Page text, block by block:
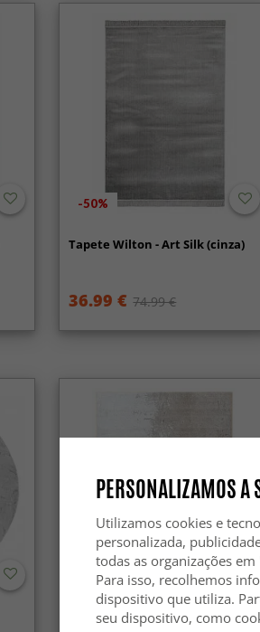
-50%
Tapete Wilton - Art Silk (cinza)
36.99 € 74.99 €
Tapete Wilton - Bornos
PERSONALIZAMOS A
Utilizamos cookies e
personalizada,
todas as organizações
Para isso, recolhemos
dispositivo que utiliza.
seu dispositivo, como